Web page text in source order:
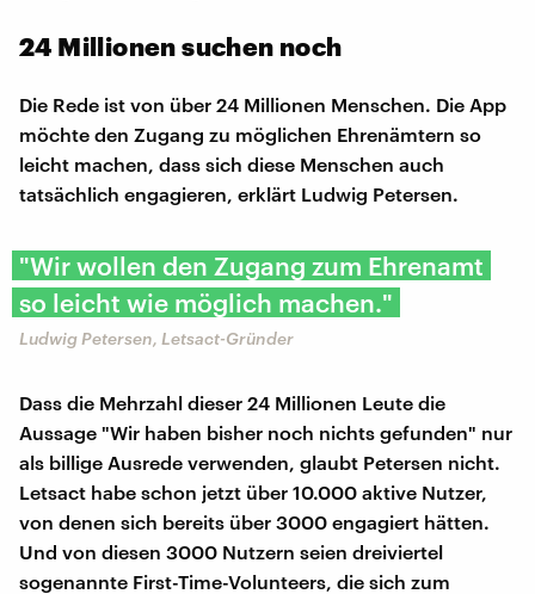
24 Millionen suchen noch
Die Rede ist von über 24 Millionen Menschen. Die App
möchte den Zugang zu möglichen Ehrenämtern so
leicht machen, dass sich diese Menschen auch
tatsächlich engagieren, erklärt Ludwig Petersen.
"Wir wollen den Zugang zum Ehrenamt
so leicht wie möglich machen."
Ludwig Petersen, Letsact-Gründer
Dass die Mehrzahl dieser 24 Millionen Leute die
Aussage "Wir haben bisher noch nichts gefunden" nur
als billige Ausrede verwenden, glaubt Petersen nicht.
Letsact habe schon jetzt über 10.000 aktive Nutzer,
von denen sich bereits über 3000 engagiert hätten.
Und von diesen 3000 Nutzern seien dreiviertel
sogenannte First-Time-Volunteers, die sich zum